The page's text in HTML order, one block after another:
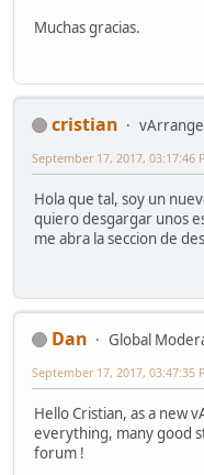
Muchas gracias.
cristian
September 17, 2017, 03:17:46
Hola que tal, soy un
quiero desgargar unos
me abra la seccion de
Dan
Global
September 17, 2017, 03:47:35
Hello Cristian, as a new
everything, many good
forum !